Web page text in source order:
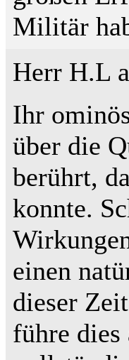
Militär
Herr H.L
Ihr
über die
berührt,
konnte.
einen
dieser
führe